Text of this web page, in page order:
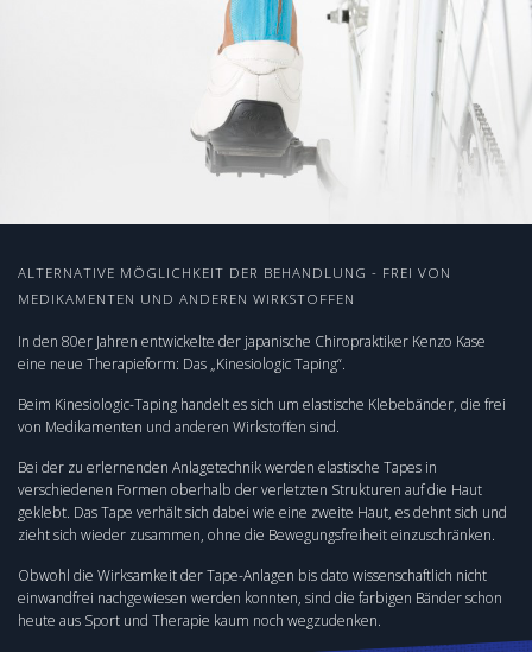
ALTERNATIVE MÖGLICHKEIT DER BEHANDLUNG - FREI VON
MEDIKAMENTEN UND ANDEREN WIRKSTOFFEN
In den 80er Jahren entwickelte der japanische Chiropraktiker Kenzo Kase
eine neue Therapieform: Das „Kinesiologic Taping“.
Beim Kinesiologic-Taping handelt es sich um elastische Klebebänder, die frei
von Medikamenten und anderen Wirkstoffen sind.
Bei der zu erlernenden Anlagetechnik werden elastische Tapes in
verschiedenen Formen oberhalb der verletzten Strukturen auf die Haut
geklebt. Das Tape verhält sich dabei wie eine zweite Haut, es dehnt sich und
zieht sich wieder zusammen, ohne die Bewegungsfreiheit einzuschränken.
Obwohl die Wirksamkeit der Tape-Anlagen bis dato wissenschaftlich nicht
einwandfrei nachgewiesen werden konnten, sind die farbigen Bänder schon
heute aus Sport und Therapie kaum noch wegzudenken.